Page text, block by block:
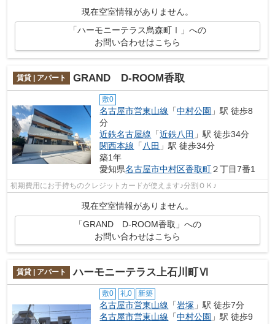
現在空室情報がありません。
「ハーモニーテラス烏森町Ⅰ」への
お問い合わせはこちら
賃貸 | アパート GRAND D-ROOM香取
敷0
名古屋市営東山線 「中村公園 」駅 徒歩8
分
近鉄名古屋線 「近鉄八田 」駅 徒歩34分
関西本線 「 八田 」駅 徒歩34分
築1年
愛知県名古屋市中村区香取町２丁目7番1
初期費用にお手持ちのクレジットカードが使えます♪分割ＯＫ♪
現在空室情報がありません。
「GRAND D-ROOM香取」への
お問い合わせはこちら
賃貸 | アパート ハーモニーテラス上石川町Ⅵ
敷0 礼0 新築
名古屋市営東山線 「岩塚 」駅 徒歩7分
名古屋市営東山線 「中村公園 」駅 徒歩9